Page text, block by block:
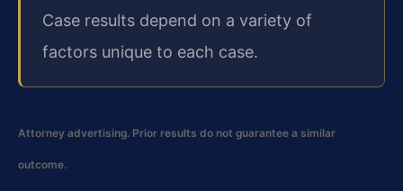
Case results depend on a variety of
factors unique to each case.
Attorney advertising. Prior results do not guarantee a similar
outcome.